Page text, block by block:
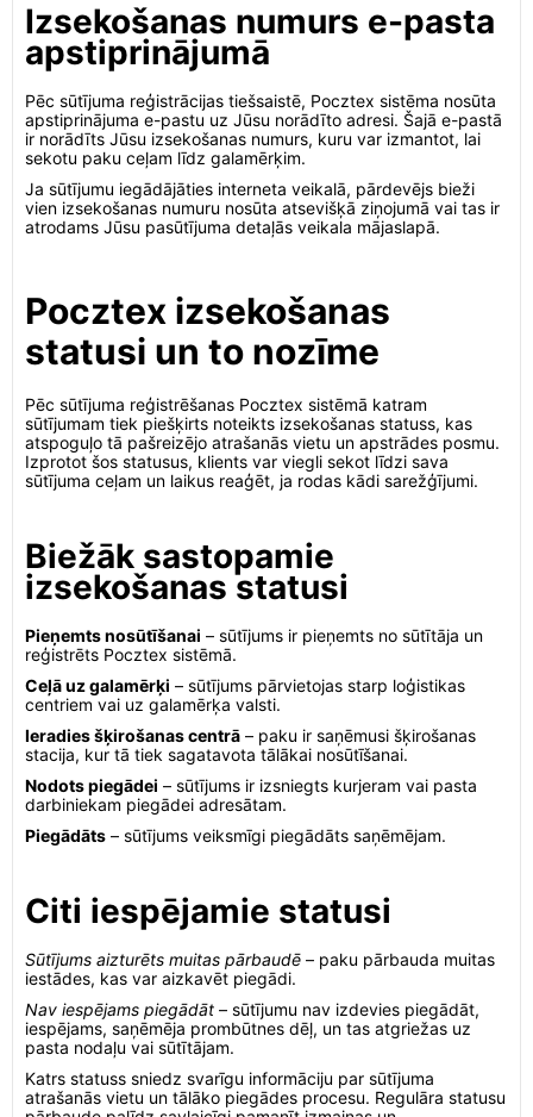
Izsekošanas numurs e-pasta
apstiprinājumā
Pēc sūtījuma reģistrācijas tiešsaistē, Pocztex sistēma nosūta
apstiprinājuma e-pastu uz Jūsu norādīto adresi. Šajā e-pastā
ir norādīts Jūsu izsekošanas numurs, kuru var izmantot, lai
sekotu paku ceļam līdz galamērķim.
Ja sūtījumu iegādājāties interneta veikalā, pārdevējs bieži
vien izsekošanas numuru nosūta atsevišķā ziņojumā vai tas ir
atrodams Jūsu pasūtījuma detaļās veikala mājaslapā.
Pocztex izsekošanas
statusi un to nozīme
Pēc sūtījuma reģistrēšanas Pocztex sistēmā katram
sūtījumam tiek piešķirts noteikts izsekošanas statuss, kas
atspoguļo tā pašreizējo atrašanās vietu un apstrādes posmu.
Izprotot šos statusus, klients var viegli sekot līdzi sava
sūtījuma ceļam un laikus reaģēt, ja rodas kādi sarežģījumi.
Biežāk sastopamie
izsekošanas statusi
Pieņemts nosūtīšanai – sūtījums ir pieņemts no sūtītāja un
reģistrēts Pocztex sistēmā.
Ceļā uz galamērķi – sūtījums pārvietojas starp loģistikas
centriem vai uz galamērķa valsti.
Ieradies šķirošanas centrā – paku ir saņēmusi šķirošanas
stacija, kur tā tiek sagatavota tālākai nosūtīšanai.
Nodots piegādei – sūtījums ir izsniegts kurjeram vai pasta
darbiniekam piegādei adresātam.
Piegādāts – sūtījums veiksmīgi piegādāts saņēmējam.
Citi iespējamie statusi
Sūtījums aizturēts muitas pārbaudē – paku pārbauda muitas
iestādes, kas var aizkavēt piegādi.
Nav iespējams piegādāt – sūtījumu nav izdevies piegādāt,
iespējams, saņēmēja prombūtnes dēļ, un tas atgriežas uz
pasta nodaļu vai sūtītājam.
Katrs statuss sniedz svarīgu informāciju par sūtījuma
atrašanās vietu un tālāko piegādes procesu. Regulāra statusu